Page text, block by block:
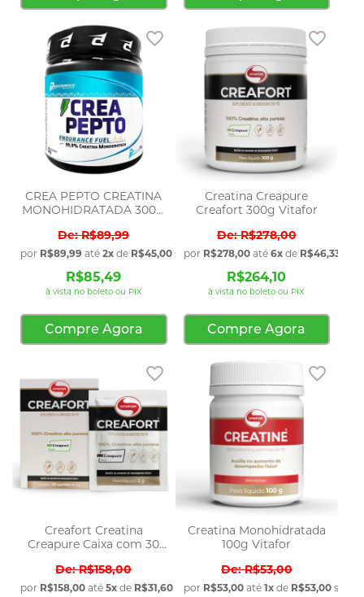
CREA PEPTO CREATINA
MONOHIDRATADA 300G
R$89,99
por R$89,99 até 2x de R$45,00 sem juros
R$85,49
à vista no boleto ou PIX
Compre Agora
Creatina Creapure
Creafort 300g Vitafor
R$278,00
por R$278,00até 6xde R$46,33
R$264,10
à vista no boleto ou PIX
Compre Agora
Creafort Creatina
Creapure Caixa com 30
R$158,00
por R$158,00 até 5x de R$31,60 sem juros
Creatina Monohidratada
100g Vitafor
R$53,00
por R$53,00até 1xde R$53,00sem